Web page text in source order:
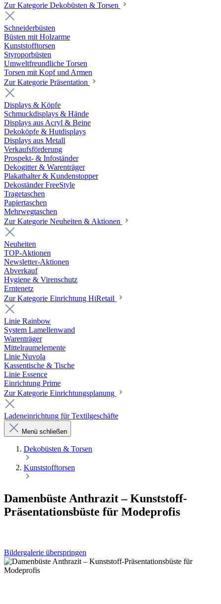
Zur Kategorie Dekobüsten & Torsen
Schneiderbüsten
Büsten mit Holzarme
Kunststofftorsen
Styroporbüsten
Umweltfreundliche Torsen
Torsen mit Kopf und Armen
Zur Kategorie Präsentation
Displays & Köpfe
Schmuckdisplays & Hände
Displays aus Acryl & Beine
Dekoköpfe & Hutdisplays
Displays aus Metall
Verkaufsförderung
Prospekt- & Infoständer
Dekogitter & Warenträger
Plakathalter & Kundenstopper
Dekoständer FreeStyle
Tragetaschen
Papiertaschen
Mehrwegtaschen
Zur Kategorie Neuheiten & Aktionen
Neuheiten
TOP-Aktionen
Newsletter-Aktionen
Abverkauf
Hygiene & Virenschutz
Erntenetz
Zur Kategorie Einrichtung HiRetail
Linie Rainbow
System Lamellenwand
Warenträger
Mittelraumelemente
Linie Nuvola
Kassentische & Tische
Linie Essence
Einrichtung Prime
Zur Kategorie Einrichtungsplanung
Ladeneinrichtung für Textilgeschäfte
Menü schließen
Dekobüsten & Torsen
Kunststofftorsen
Damenbüste Anthrazit – Kunststoff-
Präsentationsbüste für Modeprofis
Bildergalerie überspringen